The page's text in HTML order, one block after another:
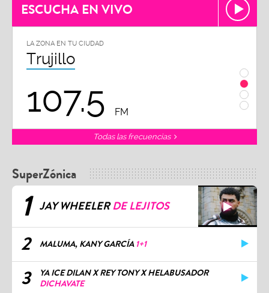
ESCUCHA EN VIVO
LA ZONA EN TU CIUDAD
Trujillo
107.5 FM
Todas las frecuencias
SuperZónica
1 JAY WHEELERDE LEJITOS
2 MALUMA, KANY GARCÍA 1+1
3
YA ICE DILAN X REY TONY X HELABUSADOR
DICHAVATE